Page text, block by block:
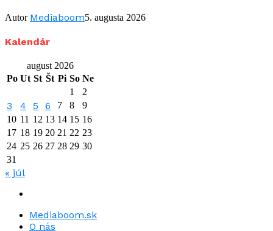
Autor Mediaboom5. augusta 2026
Kalendár
august 2026
Po Ut St Št Pi So Ne
1
2
3 4 5 6 7 8
9
10 11 12 13 14 15 16
17 18 19 20 21 22 23
24 25 26 27 28 29 30
31
« júl
Mediaboom.sk
O nás